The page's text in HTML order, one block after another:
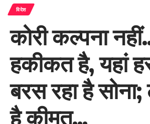
विदेश
कोरी कल्पना
हकीकत है, यहां
बरस रहा है
है कीमत…